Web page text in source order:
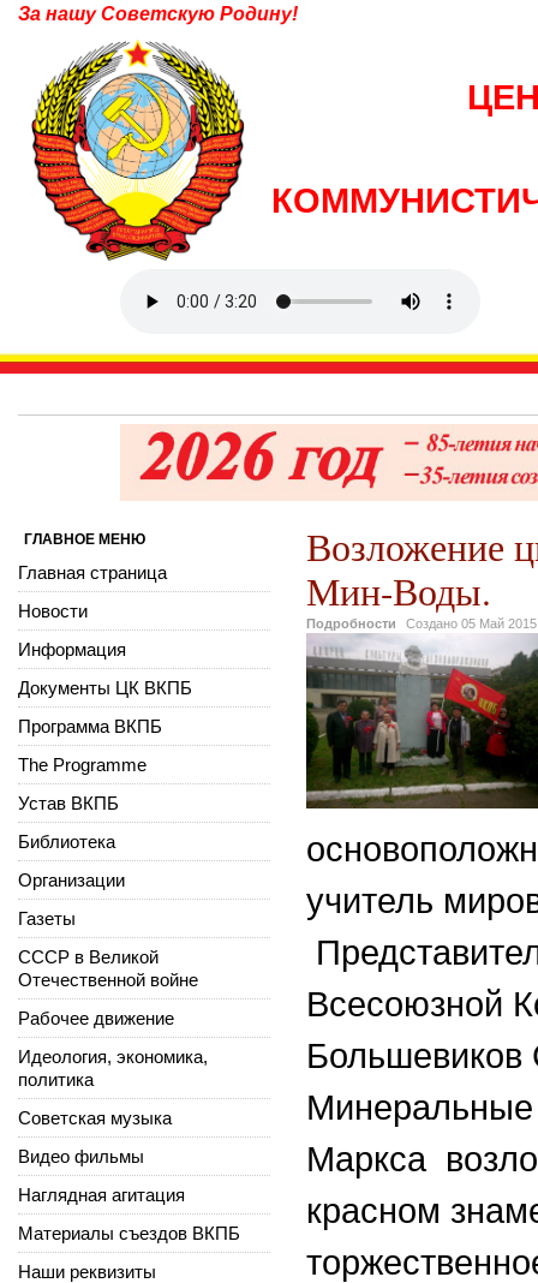
За нашу Советскую Родину!
Возложение
Мин-Воды.
Подробности Создано 05 Май 2015
учитель
Всесоюзной
Большевиков
Маркса
красном
ГЛАВНОЕ МЕНЮ
Главная страница
Новости
Информация
Документы ЦК ВКПБ
Программа ВКПБ
The Programme
Устав ВКПБ
Библиотека
Организации
Газеты
СССР в Великой
Отечественной войне
Рабочее движение
Идеология, экономика,
политика
Советская музыка
Видео фильмы
Наглядная агитация
Материалы съездов ВКПБ
Наши реквизиты